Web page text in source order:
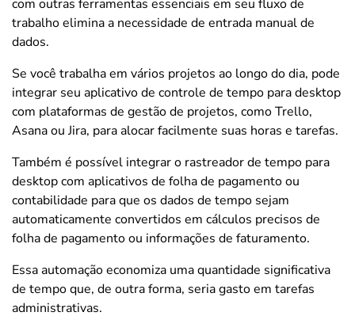
com outras ferramentas essenciais em seu fluxo de
trabalho elimina a necessidade de entrada manual de
dados.
Se você trabalha em vários projetos ao longo do dia, pode
integrar seu aplicativo de controle de tempo para desktop
com plataformas de gestão de projetos, como Trello,
Asana ou Jira, para alocar facilmente suas horas e tarefas.
Também é possível integrar o rastreador de tempo para
desktop com aplicativos de folha de pagamento ou
contabilidade para que os dados de tempo sejam
automaticamente convertidos em cálculos precisos de
folha de pagamento ou informações de faturamento.
Essa automação economiza uma quantidade significativa
de tempo que, de outra forma, seria gasto em tarefas
administrativas.